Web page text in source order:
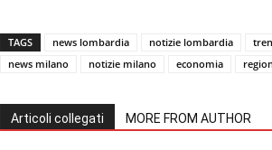
TAGS news lombardia notizie lombardia
news milano
notizie milano economia
Articoli collegati MORE FROM AUTHOR